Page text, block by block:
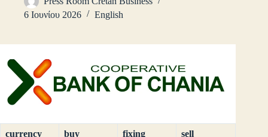
6 Ιουνίου 2026
English
currency buy fixing sell